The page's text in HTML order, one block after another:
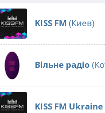
KISS FM (Киев)
Вільне радіо
KISS FM Ukraine